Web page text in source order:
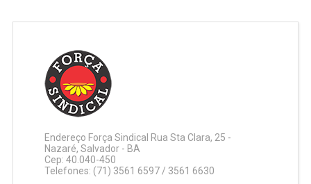
Endereço Força Sindical Rua Sta Clara, 25 -
Nazaré, Salvador - BA
Cep: 40.040-450
Telefones: (71) 3561 6597 / 3561 6630